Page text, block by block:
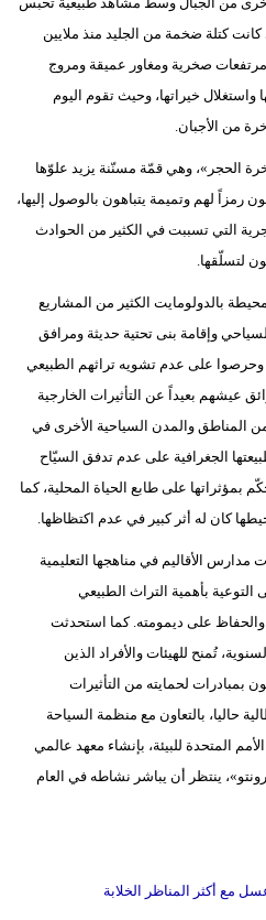
كانت كتلة ضخمة من الجليد منذ ملايين
صخرية ومغاور عميقة ومروج
خيراتها، وحيث تقوم اليوم
من الأجبان.
الحجر»، وهي قمّة مسنّنة يزيد علوّها
رمزاً لهم وتميمة يتباهون بالوصول إليها،
التي تسببت في الكثير من الحوادث
لتسلّقها.
بالدولومايت الكثير من المشاريع
وإقامة بنى تحتية حديثة ومرافق
وحرصوا على عدم تشويه تراثهم الطبيعي
عيشهم بعيداً عن التأثيرات الخارجية
من المناطق والمدن السياحية الأخرى في
الجغرافية على عدم تدفق السيّاح
بمؤثراتها على طابع الحياة المحلية، كما
كان له أثر كبير في عدم اكتظاظها.
الأقاليم في مناهجها التعليمية
التوعية بأهمية التراث الطبيعي
والحفاظ على ديمومته. كما استحدثت
تُمنح للهيئات والأفراد الذين
بمبادرات لحمايته من التأثيرات
حاليا، بالتعاون مع منظمة السياحة
المتحدة للبيئة، بإنشاء معهد عالمي
ينتظر أن يباشر نشاطه في العام
مع أكثر المناظر الخلابة